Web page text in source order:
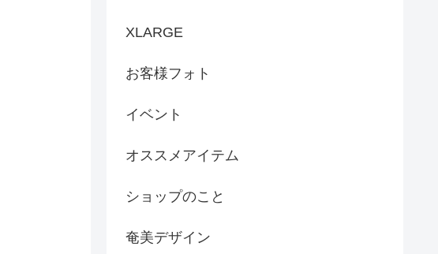
XLARGE
お客様フォト
イベント
オススメアイテム
ショップのこと
奄美デザイン